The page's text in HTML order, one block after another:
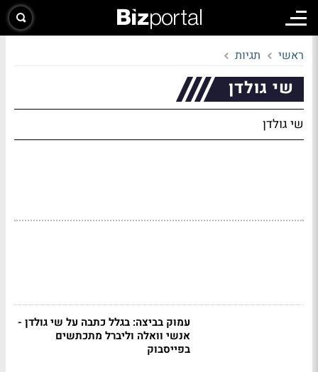
ראשי תגיות
שי גולדן
שי גולדן
עמוק בביצה: בגלל כתבה על שי גולדן -
אנשי וואלה וליברל מתכתשים
בפייסבוק